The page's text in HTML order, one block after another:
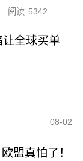
阅读 5342
让全球买单
08-02
盟真怕了！